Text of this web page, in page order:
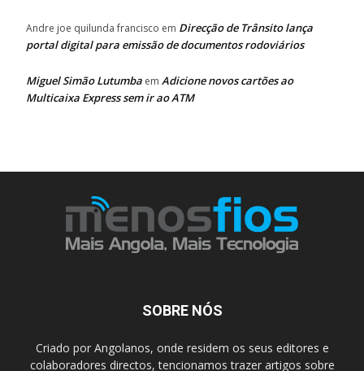
Andre joe quilunda francisco em Direcção de Trânsito lança
portal digital para emissão de documentos rodoviários
Miguel Simão Lutumba em Adicione novos cartões ao
Multicaixa Express sem ir ao ATM
SOBRE NÓS
Criado por Angolanos, onde residem os seus editores e
colaboradores directos, tencionamos trazer artigos sobre